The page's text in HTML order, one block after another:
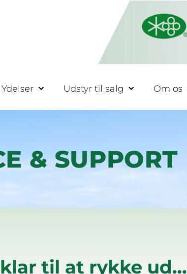
Ydelser Udstyr til salg Om os
& SUPPORT
til at rykke ud...